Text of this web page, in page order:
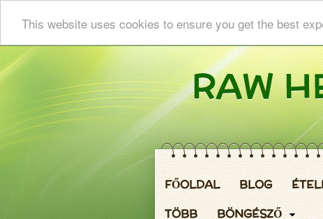
This website uses cookies to ensure you get the best
FŐOLDAL BLOG
TÖBB
BÖNGÉSZŐ